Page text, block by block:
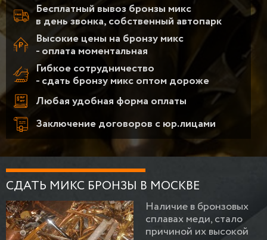
Бесплатный вывоз бронзы микс
в день звонка, собственный автопарк
Высокие цены на бронзу микс
- оплата моментальная
Гибкое сотрудничество
- сдать бронзу микс оптом дороже
Любая удобная форма оплаты
Заключение договоров с юр.лицами
СДАТЬ МИКС БРОНЗЫ В МОСКВЕ
Наличие в бронзовых
сплавах меди, стало
причиной их высокой